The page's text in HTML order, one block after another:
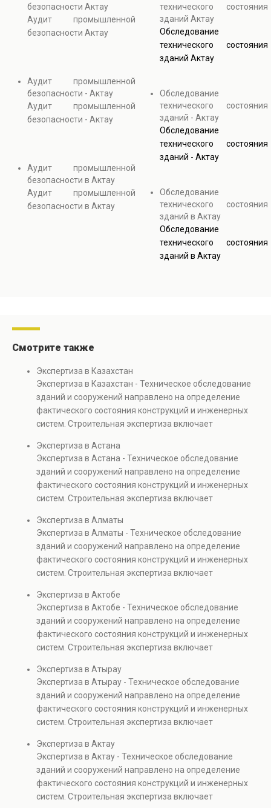
безопасности Актау
Аудит промышленной
безопасности Актау
Аудит промышленной
безопасности - Актау
Аудит промышленной
безопасности - Актау
Аудит промышленной
безопасности в Актау
Аудит промышленной
безопасности в Актау
технического состояния
зданий Актау
Обследование
технического состояния
зданий Актау
Обследование
технического состояния
зданий - Актау
Обследование
технического состояния
зданий - Актау
Обследование
технического состояния
зданий в Актау
Обследование
технического состояния
зданий в Актау
Смотрите также
Экспертиза в Казахстан
Экспертиза в Казахстан - Техническое обследование
зданий и сооружений направлено на определение
фактического состояния конструкций и инженерных
систем. Строительная экспертиза включает
элементов и оценку эксплуатационной безопасности.
Услуга востребована при покупке недвижимости,
капитальном ремонте и реконструкции объектов, а
также при судебных разбирательствах и технических
проверках.
Экспертиза в Астана
Экспертиза в Астана - Техническое обследование
зданий и сооружений направлено на определение
фактического состояния конструкций и инженерных
систем. Строительная экспертиза включает
элементов и оценку эксплуатационной безопасности.
Услуга востребована при покупке недвижимости,
капитальном ремонте и реконструкции объектов, а
также при судебных разбирательствах и технических
проверках.
Экспертиза в Алматы
Экспертиза в Алматы - Техническое обследование
зданий и сооружений направлено на определение
фактического состояния конструкций и инженерных
систем. Строительная экспертиза включает
элементов и оценку эксплуатационной безопасности.
Услуга востребована при покупке недвижимости,
капитальном ремонте и реконструкции объектов, а
также при судебных разбирательствах и технических
проверках.
Экспертиза в Актобе
Экспертиза в Актобе - Техническое обследование
зданий и сооружений направлено на определение
фактического состояния конструкций и инженерных
систем. Строительная экспертиза включает
элементов и оценку эксплуатационной безопасности.
Услуга востребована при покупке недвижимости,
капитальном ремонте и реконструкции объектов, а
также при судебных разбирательствах и технических
проверках.
Экспертиза в Атырау
Экспертиза в Атырау - Техническое обследование
зданий и сооружений направлено на определение
фактического состояния конструкций и инженерных
систем. Строительная экспертиза включает
элементов и оценку эксплуатационной безопасности.
Услуга востребована при покупке недвижимости,
капитальном ремонте и реконструкции объектов, а
также при судебных разбирательствах и технических
проверках.
Экспертиза в Актау
Экспертиза в Актау - Техническое обследование
зданий и сооружений направлено на определение
фактического состояния конструкций и инженерных
систем. Строительная экспертиза включает